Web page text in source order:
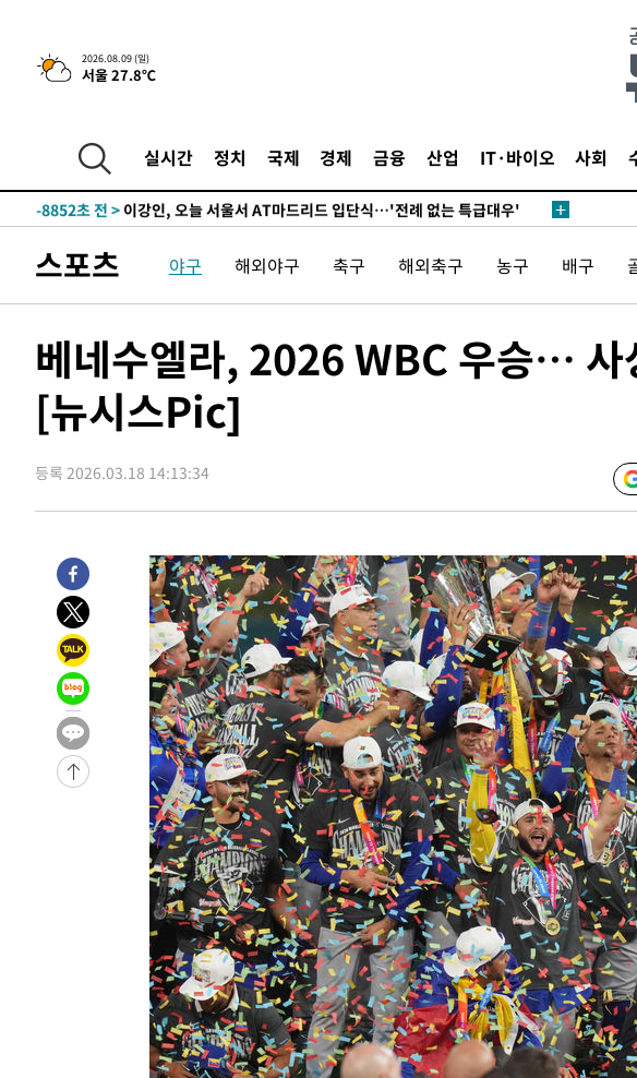
2026.08.09 (일)
서울 27.8℃
실시간 정치 국제 경제 금융 산업 IT·바이오 사회
득표
-22894초 전 >"일본축구협회, 대한축구협회 성 접대 의혹 심판 조사"
-15536초 전 > [속보]장은수, KLPGA 제주삼다수 역전 우승…데뷔 10년 차에 첫
-10828초 전 >
손흥민, 68분 뛰고 2경기 침묵…LAFC, 톨루카에 1-0 승리(종합)
-10100초 전 >
-8852초 전 > 이강인, 오늘 서울서 AT마드리드 입단식…'전례 없는 특급대우'
1시간 전 >콜롬비아 신임 우파 대통령 취임 하루만에 차량폭탄 폭발 사건
3시간 전 >튀르키예 외무장관, "메카 3국 방위협정은 이란이 목표 아냐 " 밝혀
4시간 전 >
[속보]美중부 사령관, 이스라엘 긴급방문 다중화된 전선 상황 논의
-31364초 전 >
이강인 ATM 입단식에 '상암벌 들썩'…"세계적인 선수 되길"
-30360초 전 >태풍 돌핀, 중 저장성 타이저우시 해안에 상륙 (1보)
-26336초 전 >[속보]與 강원·TK 당원투표 합산 김민석 48.54%로 승리…정청래
44.40%
-25670초 전 >與 강원·TK 당원투표 합산 김민석 46.01%로 승리…정청래
-25317초 전 >
[속보]與 당대표 경선, 경북 권리당원 투표 김민석 47.37%·정청래
45.71%
-25219초 전 >
[속보]與 당대표 경선, 대구 권리당원 투표 정청래 47.82%·김민석
46.35%
-25016초 전 >
[속보]與 당대표 경선, 강원 권리당원 투표 김민석 승리…50.30%
득표
-22934초 전 >
"일본축구협회, 대한축구협회 성 접대 의혹 심판 조사"
-15576초 전 >
[속보]장은수, KLPGA 제주삼다수 역전 우승…데뷔 10년 차에 첫
정상
-10941초 전 >
"얼마나 더웠으면"…안동 물길공원서 헤엄친 구렁이 '소동'
-10868초 전 >
손흥민, 68분 뛰고 2경기 침묵…LAFC, 톨루카에 1-0 승리(종합)
-10140초 전 >
'2경기 연속 침묵' 손흥민, 톨루카전 68분만 뛰고 슈팅 0개
이강인, 오늘 서울서 AT마드리드 입단식…'전례 없는 특급대우'
'여긴 20도, 저긴 50도'…열화상 카메라로 본 폭염 저감시설 '온도차'
콜롬비아 신임 우파 대통령 취임 하루만에 차량폭탄 폭발 사건
튀르키예 외무장관, "메카 3국 방위협정은 이란이 목표 아냐 " 밝혀
이군이 불법 군시설 건설한 레바논 남부에서 레바논군 3명 폭발로 부상
[속보]美중부 사령관, 이스라엘 긴급방문 다중화된 전선 상황 논의
스포츠 야구 해외야구 축구 해외축구 농구 배구
베네수엘라, 2026 WBC 우승… 사
[뉴시스Pic]
등록 2026.03.18 14:13:34